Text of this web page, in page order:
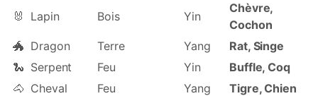
🐰 Lapin Bois Yin
Chèvre,
Cochon
🐲 Dragon Terre Yang
Rat, Singe
🐍 Serpent Feu Yin
Buffle, Coq
🐴 Cheval Feu Yang Tigre, Chien